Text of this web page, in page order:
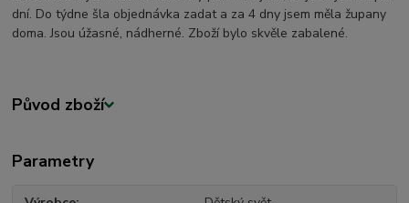
dní. Do týdne šla objednávka zadat a za 4 dny jsem měla župany
doma. Jsou úžasné, nádherné. Zboží bylo skvěle zabalené.
Původ zboží
Parametry